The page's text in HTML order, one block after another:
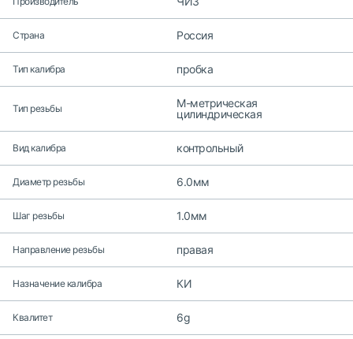
Страна Россия
Тип калибра пробка
Тип резьбы
M-метрическая
цилиндрическая
Вид калибра контрольный
Диаметр резьбы 6.0мм
Шаг резьбы 1.0мм
Направление резьбы правая
Назначение калибра КИ
Квалитет 6g